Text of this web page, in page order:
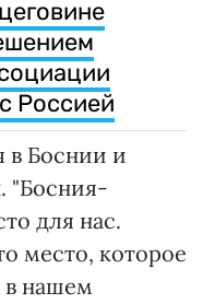
Россией
в Боснии и
"Босния-
для нас.
место, которое
в нашем